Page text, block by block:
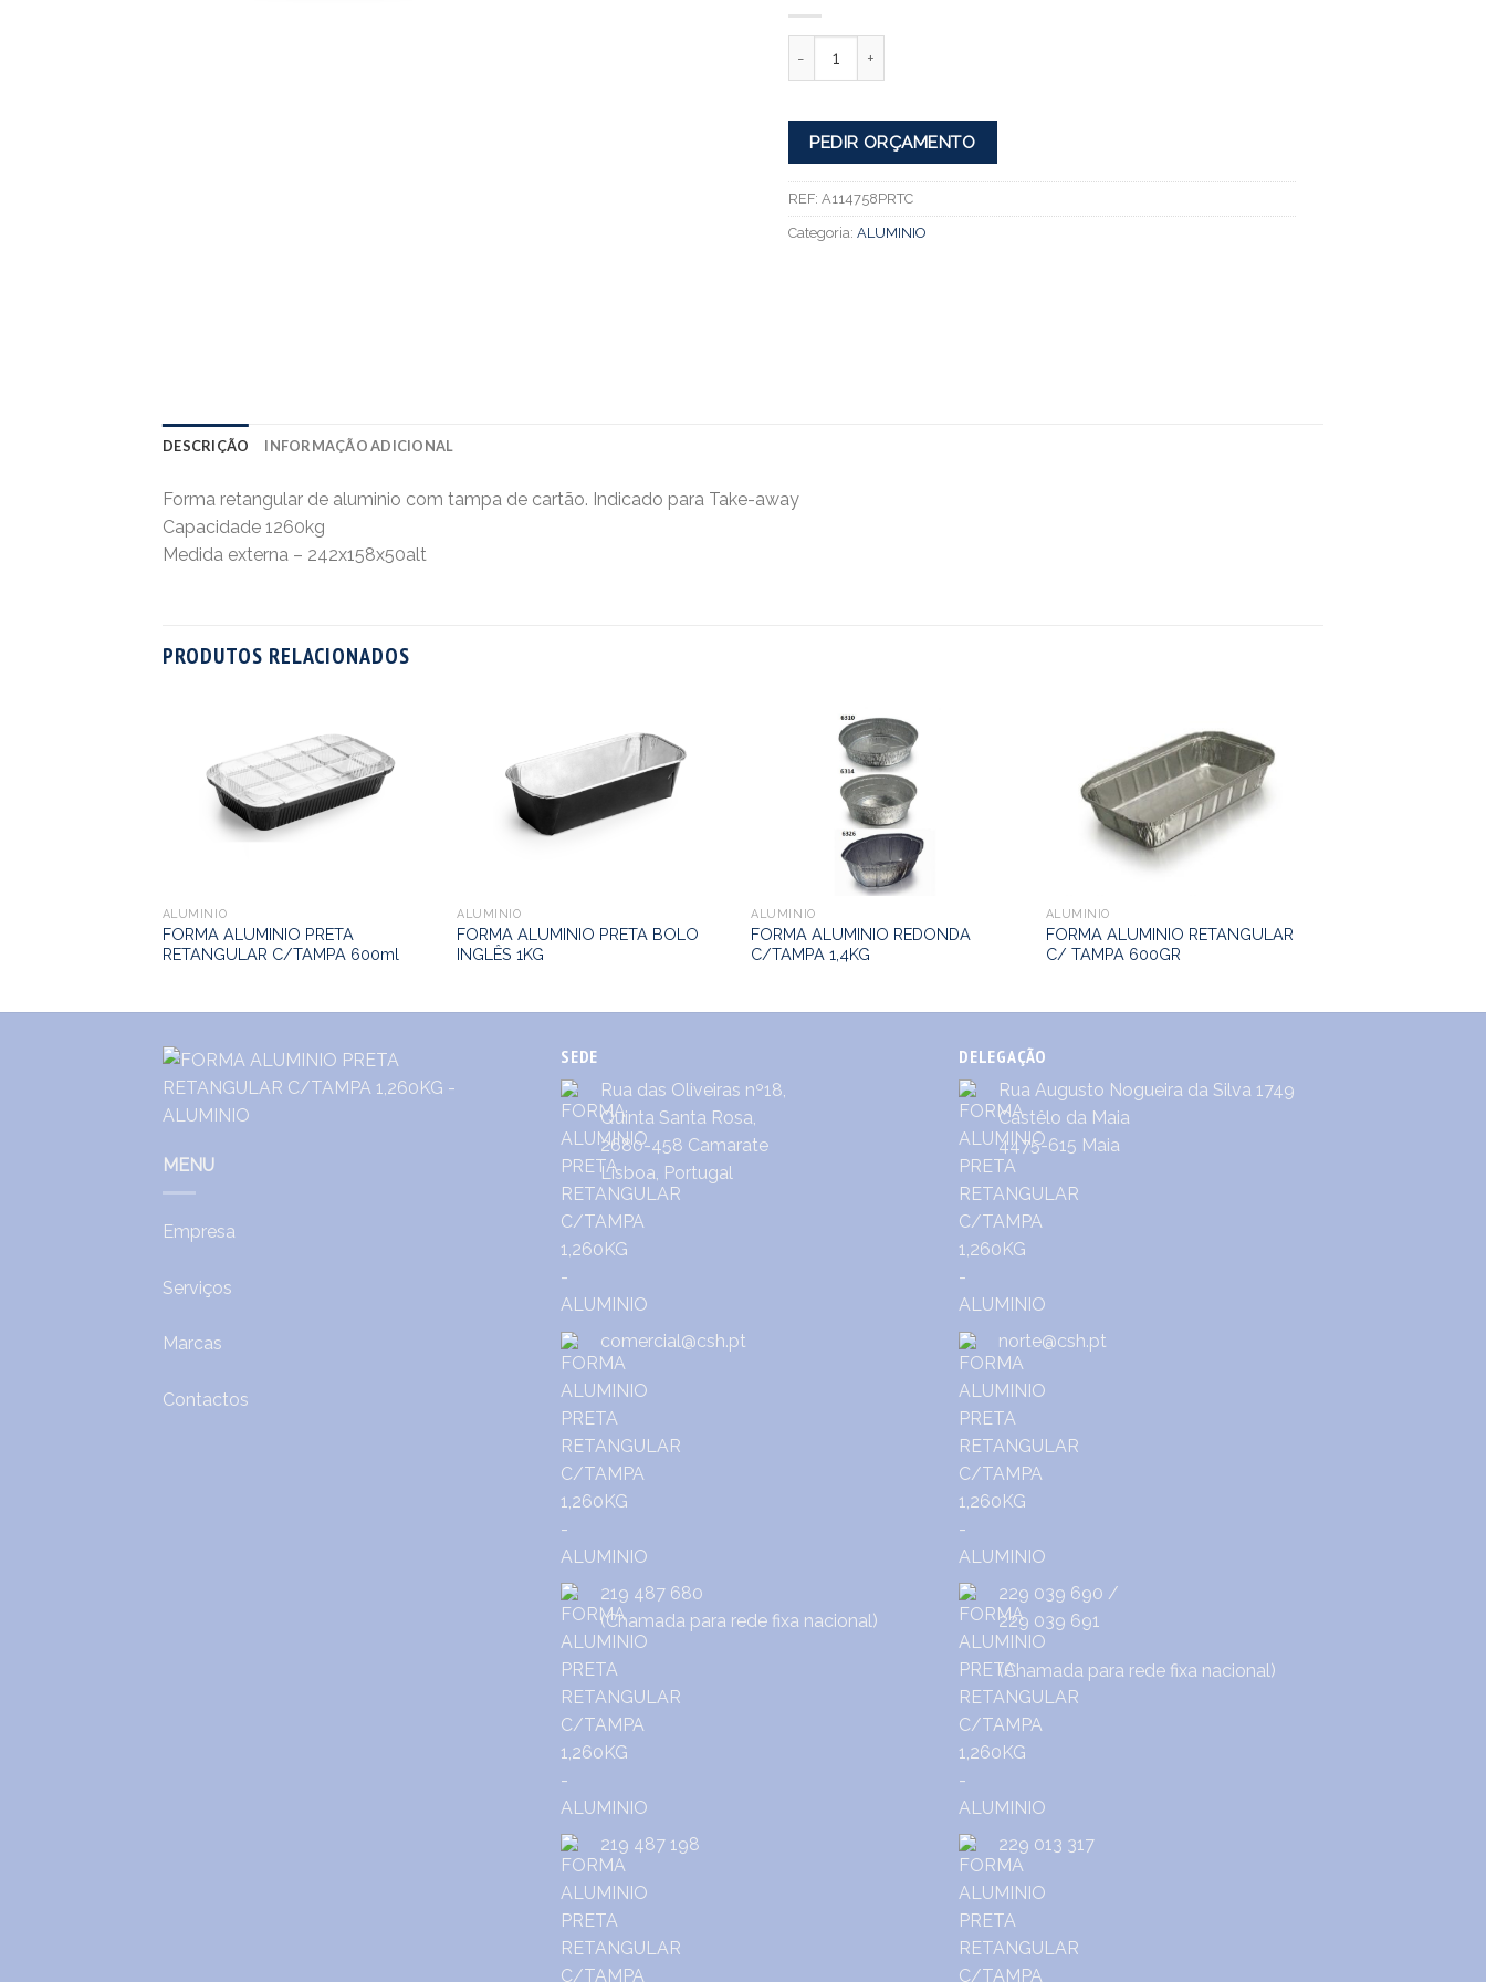
PEDIR ORÇAMENTO
REF: A114758PRTC
Categoria: ALUMINIO
DESCRIÇÃO INFORMAÇÃO ADICIONAL
Forma retangular de aluminio com tampa de cartão. Indicado para Take-away
Capacidade 1260kg
Medida externa – 242x158x50alt
PRODUTOS RELACIONADOS
ALUMINIO
FORMA ALUMINIO PRETA
RETANGULAR C/TAMPA 600ml
ALUMINIO
FORMA ALUMINIO PRETA BOLO
INGLÊS 1KG
ALUMINIO
FORMA ALUMINIO REDONDA
C/TAMPA 1,4KG
ALUMINIO
FORMA ALUMINIO RETANGULAR
C/ TAMPA 600GR
MENU
Empresa
Serviços
Marcas
Contactos
SEDE
Rua das Oliveiras nº18,
Quinta Santa Rosa,
2680-458 Camarate
Lisboa, Portugal
comercial@csh.pt
219 487 680
(Chamada para rede fixa nacional)
219 487 198
DELEGAÇÃO
Rua Augusto Nogueira da Silva 1749
Castêlo da Maia
4475-615 Maia
norte@csh.pt
229 039 690 /
229 039 691
(Chamada para rede fixa nacional)
229 013 317